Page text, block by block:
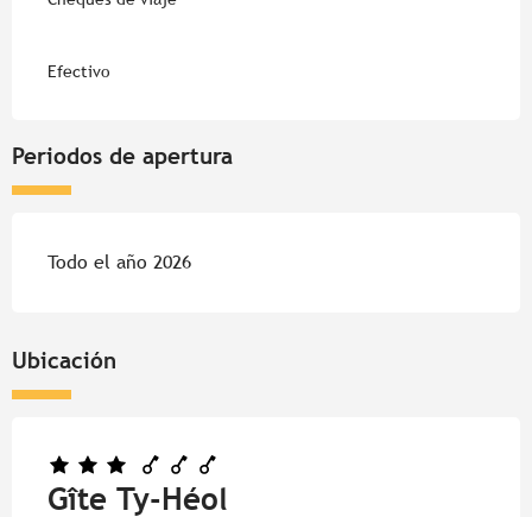
Efectivo
Periodos de apertura
Todo el año 2026
Ubicación
Gîte Ty-Héol